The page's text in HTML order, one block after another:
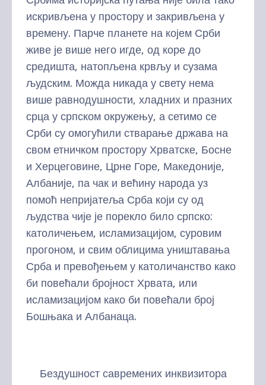
искривљена у простору и закривљена у
времену. Парче планете на којем Срби
живе је више него игде, од коре до
средишта, натопљена крвљу и сузама
људским. Можда никада у свету нема
више равнодушности, хладних и празних
срца у српском окружењу, а сетимо се
Срби су омогућили стварање држава на
свом етничком простору Хрватске, Босне
и Херцеговине, Црне Горе, Македоније,
Албаније, па чак и већину народа уз
помоћ непријатеља Срба који су од
људства чије је порекло било српско:
католичењем, исламизацијом, суровим
прогоном, и свим облицима уништавања
Срба и превођењем у католичанство како
би повећали бројност Хрвата, или
исламизацијом како би повећали број
Бошњака и Албанаца.
Бездушност савремених инквизитора